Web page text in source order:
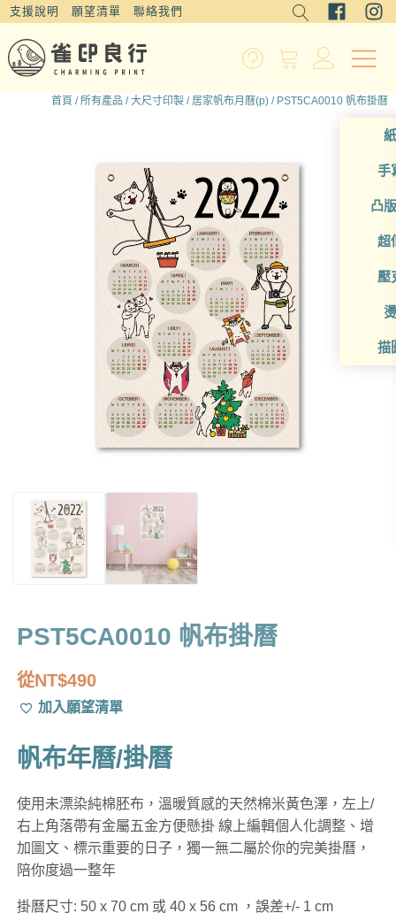
支援說明 願望清單 聯絡我們
手
凸
超
壓
描
首頁 /所有產品 /大尺寸印製 / 居家帆布月曆(p) / PST5CA0010 帆布掛曆
PST5CA0010 帆布掛曆
從NT$490
加入願望清單
帆布年曆/掛曆
使用未漂染純棉胚布，溫暖質感的天然棉米黃色澤，左上/
右上角落帶有金屬五金方便懸掛 線上編輯個人化調整、增
加圖文、標示重要的日子，獨一無二屬於你的完美掛曆，
陪你度過一整年
掛曆尺寸: 50 x 70 cm 或 40 x 56 cm ，誤差+/- 1 cm